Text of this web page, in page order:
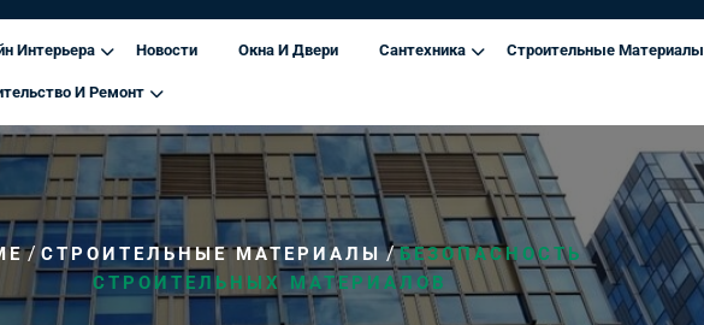
Интерьера Новости Окна И Двери Сантехника Строительные Материалы
И Ремонт
/СТРОИТЕЛЬНЫЕ МАТЕРИАЛЫ/БЕЗОПАСНОСТЬ
СТРОИТЕЛЬНЫХ МАТЕРИАЛОВ